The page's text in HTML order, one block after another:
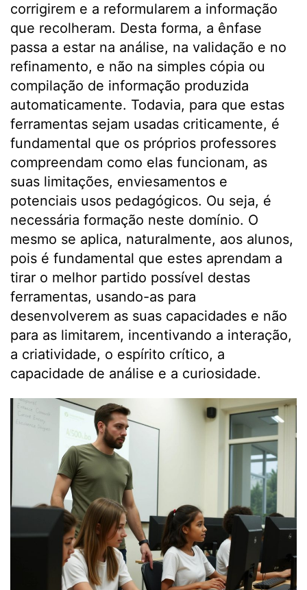
corrigirem e a reformularem a informação
que recolheram. Desta forma, a ênfase
passa a estar na análise, na validação e no
refinamento, e não na simples cópia ou
compilação de informação produzida
automaticamente. Todavia, para que estas
ferramentas sejam usadas criticamente, é
fundamental que os próprios professores
compreendam como elas funcionam, as
suas limitações, enviesamentos e
potenciais usos pedagógicos. Ou seja, é
necessária formação neste domínio. O
mesmo se aplica, naturalmente, aos alunos,
pois é fundamental que estes aprendam a
tirar o melhor partido possível destas
ferramentas, usando-as para
desenvolverem as suas capacidades e não
para as limitarem, incentivando a interação,
a criatividade, o espírito crítico, a
capacidade de análise e a curiosidade.